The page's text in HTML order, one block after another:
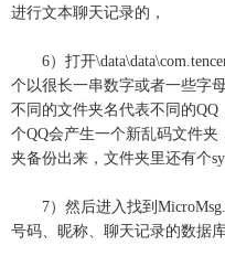
进行文本聊天记录的，
6）打开
个以很长一串数字或者一些字
不同的文件夹名代表不同的
个QQ会产生一个新乱码文件
夹备份出来，文件夹里还有个
7）然后进入找到
号码、昵称、聊天记录的数据